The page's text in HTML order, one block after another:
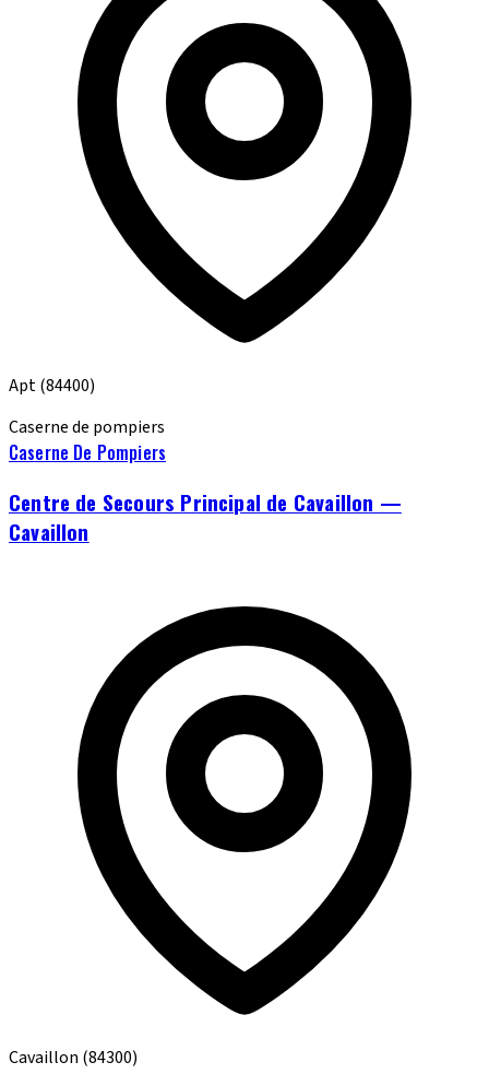
Apt(84400)
Caserne de pompiers
Caserne De Pompiers
Centre de Secours Principal de Cavaillon —
Cavaillon
Cavaillon (84300)